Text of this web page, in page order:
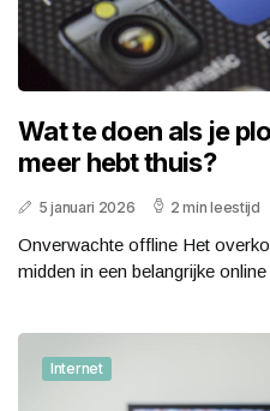
Wat te doen als je
meer hebt thuis?
5 januari 2026 2 min leestijd
Onverwachte offline Het
midden in een belangrijke online
Internet